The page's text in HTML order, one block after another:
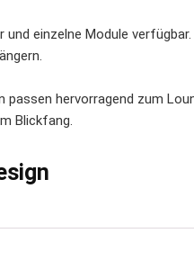
einzelne Module verfügbar.
hervorragend zum
Blickfang.